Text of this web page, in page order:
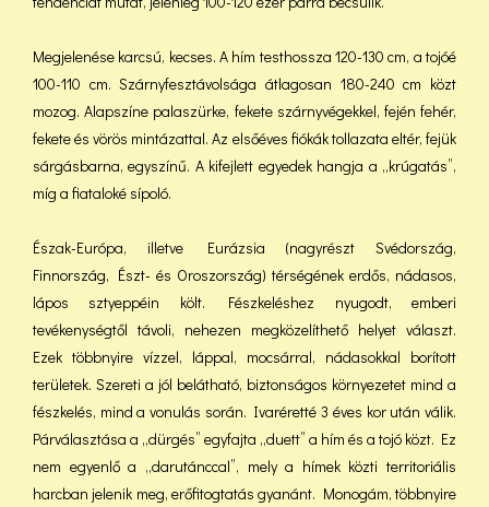
Megjelenése karcsú, kecses. A hím testhossza 120-130 cm, a tojóé
100-110 cm. Szárnyfesztávolsága átlagosan 180-240 cm közt
mozog. Alapszíne palaszürke, fekete szárnyvégekkel, fején fehér,
fekete és vörös mintázattal. Az elsőéves fiókák tollazata eltér, fejük
sárgásbarna, egyszínű. A kifejlett egyedek hangja a „krúgatás”,
míg a fiataloké sípoló.
Észak-Európa, illetve Eurázsia (nagyrészt Svédország,
Finnország, Észt- és Oroszország) térségének erdős, nádasos,
lápos sztyeppéin költ. Fészkeléshez nyugodt, emberi
tevékenységtől távoli, nehezen megközelíthető helyet választ.
Ezek többnyire vízzel, láppal, mocsárral, nádasokkal borított
területek. Szereti a jól belátható, biztonságos környezetet mind a
fészkelés, mind a vonulás során. Ivaréretté 3 éves kor után válik.
Párválasztása a „dürgés” egyfajta „duett” a hím és a tojó közt. Ez
nem egyenlő a „darutánccal”, mely a hímek közti territoriális
harcban jelenik meg, erőfitogtatás gyanánt. Monogám, többnyire